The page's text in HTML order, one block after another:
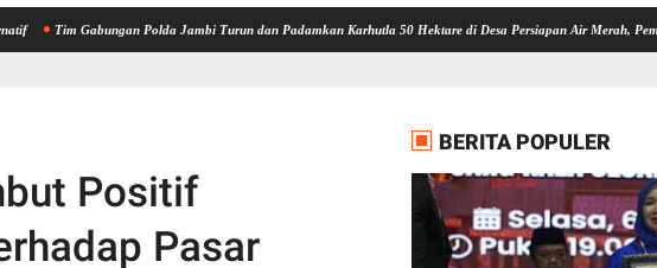
Polda Jambi Turun dan Padamkan Karhutla 50 Hektare di Desa Persiapan Air Merah, Pemilik Lahan
Positif
Pasar
BERITA POPULER